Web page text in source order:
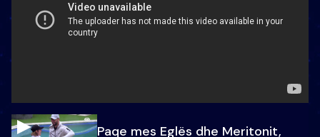
Paqe mes Eglës dhe Meritonit,